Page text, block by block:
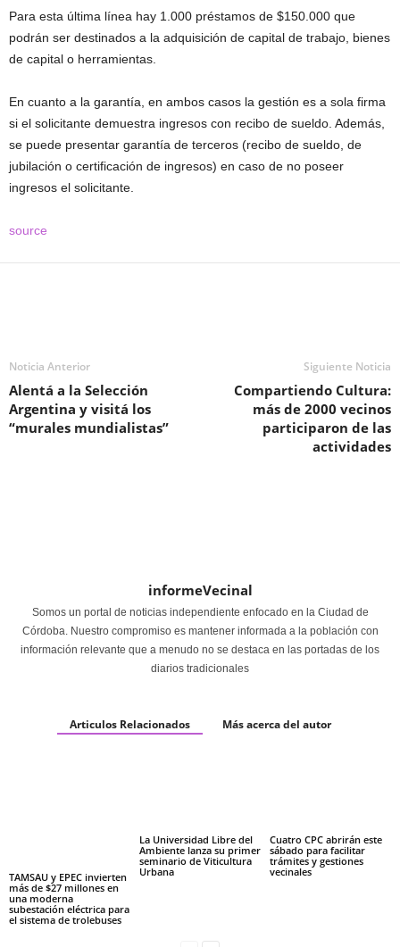
Para esta última línea hay 1.000 préstamos de $150.000 que
podrán ser destinados a la adquisición de capital de trabajo, bienes
de capital o herramientas.
En cuanto a la garantía, en ambos casos la gestión es a sola firma
si el solicitante demuestra ingresos con recibo de sueldo. Además,
se puede presentar garantía de terceros (recibo de sueldo, de
jubilación o certificación de ingresos) en caso de no poseer
ingresos el solicitante.
source
Noticia Anterior
Alentá a la Selección
Argentina y visitá los
“murales mundialistas”
Siguiente Noticia
Compartiendo Cultura:
más de 2000 vecinos
participaron de las
actividades
informeVecinal
Somos un portal de noticias independiente enfocado en la Ciudad de
Córdoba. Nuestro compromiso es mantener informada a la población con
información relevante que a menudo no se destaca en las portadas de los
diarios tradicionales
Articulos Relacionados Más acerca del autor
TAMSAU y EPEC invierten
más de $27 millones en
una moderna
subestación eléctrica para
el sistema de trolebuses
La Universidad Libre del
Ambiente lanza su primer
seminario de Viticultura
Urbana
Cuatro CPC abrirán este
sábado para facilitar
trámites y gestiones
vecinales